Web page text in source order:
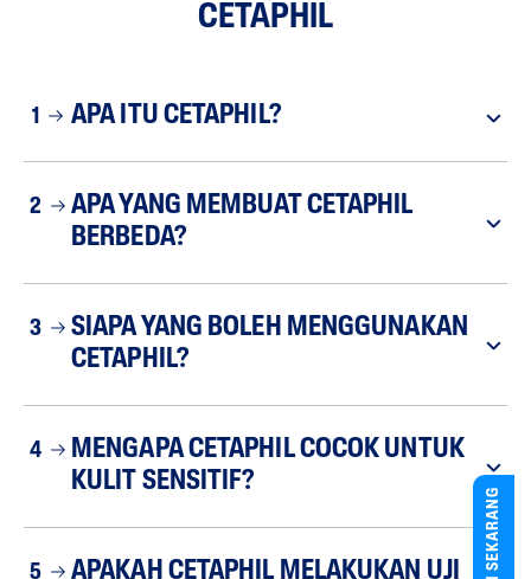
CETAPHIL
1 APA ITU CETAPHIL?
2
APA YANG MEMBUAT CETAPHIL
BERBEDA?
3
SIAPA YANG BOLEH MENGGUNAKAN
CETAPHIL?
4
MENGAPA CETAPHIL COCOK UNTUK
KULIT SENSITIF?
5
APAKAH CETAPHIL MELAKUKAN UJI
BELI SEKARANG